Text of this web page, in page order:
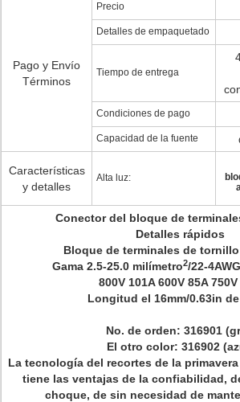
Pago y Envío
Términos
Precio
Detalles de empaquetado
Tiempo de entrega
Condiciones de pago
Capacidad de la fuente
Características
y detalles
Alta luz:
Conector del bloque de
Detalles rápidos
Bloque de terminales de tornillo
Gama 2.5-25.0 milímetro2/22-
800V101A600V85A750V
Longitud el 16mm/0.63in
No. de orden: 316901
El otro color: 316902
La tecnología del recortes de la
tiene las ventajas de la confiabilidad,
choque, de sin necesidad de